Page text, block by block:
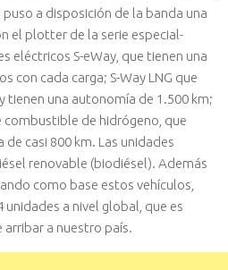
a disposición de la banda una
el plotter de la serie especial-
eléctricos S-eWay, que tienen una
con cada carga; S-Way LNG que
tienen una autonomía de 1.500 km;
combustible de hidrógeno, que
casi 800 km. Las unidades
renovable (biodiésel). Además
como base estos vehículos,
unidades a nivel global, que es
a nuestro país.